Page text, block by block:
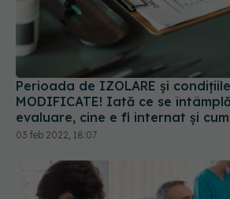
Perioada de IZOLARE și
MODIFICATE! Iată ce se
evaluare, cine e fi internat și
vindecat. REGULI NOI
03 feb 2022, 18:07